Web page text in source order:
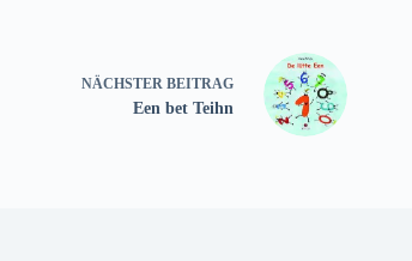
NÄCHSTER BEITRAG
Een bet Teihn